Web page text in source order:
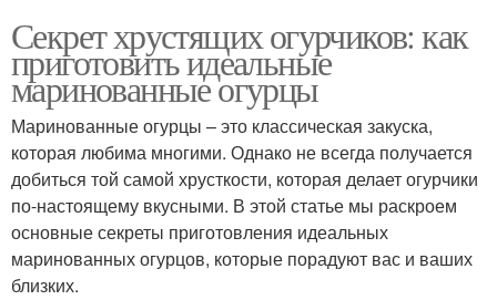
Секрет хрустящих огурчиков: как
приготовить идеальные
маринованные огурцы
Маринованные огурцы – это классическая закуска,
которая любима многими. Однако не всегда получается
добиться той самой хрусткости, которая делает огурчики
по-настоящему вкусными. В этой статье мы раскроем
основные секреты приготовления идеальных
маринованных огурцов, которые порадуют вас и ваших
близких.